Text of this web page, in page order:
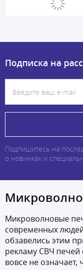
Подписка на
Подпишитесь на
о новинках и
Микроволновые
современных
обзавелись этим
рекламу СВЧ
вовсе не означает,